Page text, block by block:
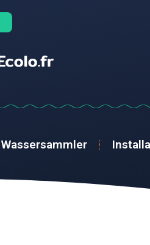
Wassersammler